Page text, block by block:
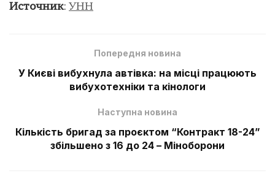
Источник: УНН
Попередня новина
У Києві вибухнула автівка: на місці працюють
вибухотехніки та кінологи
Наступна новина
Кількість бригад за проєктом “Контракт 18-24”
збільшено з 16 до 24 – Міноборони